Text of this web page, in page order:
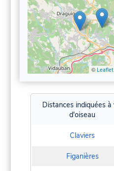
© Leaflet
Distances indiquées à
d'oiseau
Claviers
Figanières